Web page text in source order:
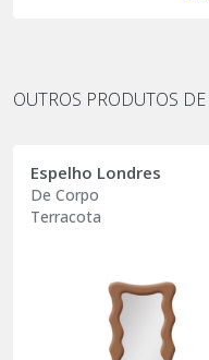
OUTROS PRODUTOS DE
Espelho Londres
De Corpo
Terracota